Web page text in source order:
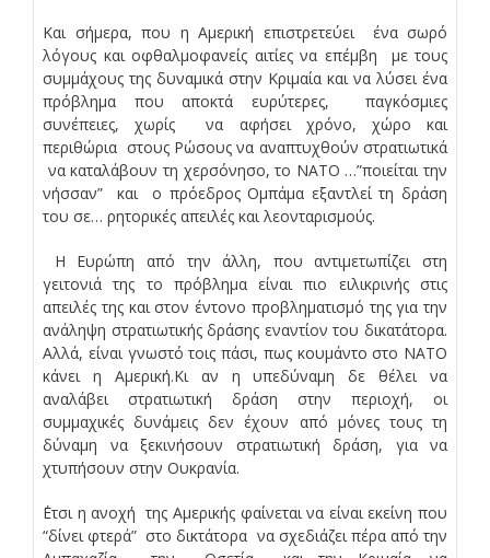
Και σήμερα, που η Αμερική επιστρετεύει ένα σωρό
λόγους και οφθαλμοφανείς αιτίες να επέμβη με τους
συμμάχους της δυναμικά στην Κριμαία και να λύσει ένα
πρόβλημα που αποκτά ευρύτερες, παγκόσμιες
συνέπειες, χωρίς να αφήσει χρόνο, χώρο και
περιθώρια στους Ρώσους να αναπτυχθούν στρατιωτικά
να καταλάβουν τη χερσόνησο, το ΝΑΤΟ …”ποιείται την
νήσσαν” και ο πρόεδρος Ομπάμα εξαντλεί τη δράση
του σε… ρητορικές απειλές και λεονταρισμούς.
Η Ευρώπη από την άλλη, που αντιμετωπίζει στη
γειτονιά της το πρόβλημα είναι πιο ειλικρινής στις
απειλές της και στον έντονο προβληματισμό της για την
ανάληψη στρατιωτικής δράσης εναντίον του δικατάτορα.
Αλλά, είναι γνωστό τοις πάσι, πως κουμάντο στο ΝΑΤΟ
κάνει η Αμερική.Κι αν η υπεδύναμη δε θέλει να
αναλάβει στρατιωτική δράση στην περιοχή, οι
συμμαχικές δυνάμεις δεν έχουν από μόνες τους τη
δύναμη να ξεκινήσουν στρατιωτική δράση, για να
χτυπήσουν στην Ουκρανία.
΄Ετσι η ανοχή της Αμερικής φαίνεται να είναι εκείνη που
“δίνει φτερά” στο δικτάτορα να σχεδιάζει πέρα από την